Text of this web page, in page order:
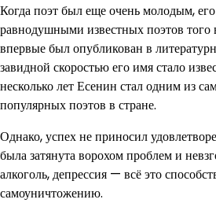
Когда поэт был еще очень молодым,
равнодушными известных поэтов того
впервые был опубликован в
завидной скоростью его имя стало
несколько лет Есенин стал одним из
популярных поэтов в стране.
Однако, успех не приносил
была затянута ворохом проблем и
алкоголь, депрессия — всё это
самоуничтожению.